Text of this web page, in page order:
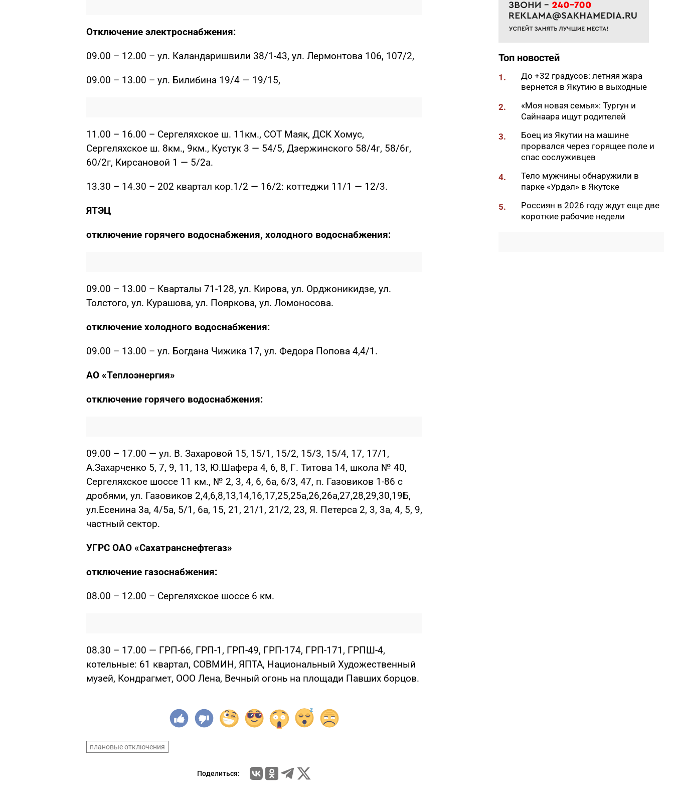
Отключение электроснабжения:
09.00 – 12.00 – ул. Каландаришвили 38/1-43, ул. Лермонтова 106, 107/2,
09.00 – 13.00 – ул. Билибина 19/4 — 19/15,
11.00 – 16.00 – Сергеляхское ш. 11км., СОТ Маяк, ДСК Хомус,
Сергеляхское ш. 8км., 9км., Кустук 3 — 54/5, Дзержинского 58/4г, 58/6г,
60/2г, Кирсановой 1 — 5/2а.
13.30 – 14.30 – 202 квартал кор.1/2 — 16/2: коттеджи 11/1 — 12/3.
ЯТЭЦ
отключение горячего водоснабжения, холодного водоснабжения:
09.00 – 13.00 – Кварталы 71-128, ул. Кирова, ул. Орджоникидзе, ул.
Толстого, ул. Курашова, ул. Пояркова, ул. Ломоносова.
отключение холодного водоснабжения:
09.00 – 13.00 – ул. Богдана Чижика 17, ул. Федора Попова 4,4/1.
АО «Теплоэнергия»
отключение горячего водоснабжения:
09.00 – 17.00 — ул. В. Захаровой 15, 15/1, 15/2, 15/3, 15/4, 17, 17/1,
А.Захарченко 5, 7, 9, 11, 13, Ю.Шафера 4, 6, 8, Г. Титова 14, школа № 40,
Сергеляхское шоссе 11 км., № 2, 3, 4, 6, 6а, 6/3, 47, п. Газовиков 1-86 с
дробями, ул. Газовиков 2,4,6,8,13,14,16,17,25,25а,26,26а,27,28,29,30,19Б,
ул.Есенина 3а, 4/5а, 5/1, 6а, 15, 21, 21/1, 21/2, 23, Я. Петерса 2, 3, 3а, 4, 5, 9,
частный сектор.
УГРС ОАО «Сахатранснефтегаз»
отключение газоснабжения:
08.00 – 12.00 – Сергеляхское шоссе 6 км.
08.30 – 17.00 — ГРП-66, ГРП-1, ГРП-49, ГРП-174, ГРП-171, ГРПШ-4,
котельные: 61 квартал, СОВМИН, ЯПТА, Национальный Художественный
музей, Кондрагмет, ООО Лена, Вечный огонь на площади Павших борцов.
плановые отключения
Поделиться:
госслужащих в России
12:00
Семечки и аппендицит: что на
выставку «Петергоф.
Великолепный век»
11:18
В Сунтарском районе
потушили один лесной пожар
11:00
Глава ЖДЯ поздравил
строителей с
профессиональным
В Якутске у женщины по схеме
тысяч рублей
Топ новостей
1.
До +32 градусов: летняя жара
вернется в Якутию в выходные
2.
«Моя новая семья»: Тургун и
Сайнаара ищут родителей
3.
Боец из Якутии на машине
прорвался через горящее поле и
спас сослуживцев
4.
Тело мужчины обнаружили в
парке «Урдэл» в Якутске
5.
Россиян в 2026 году ждут еще две
короткие рабочие недели